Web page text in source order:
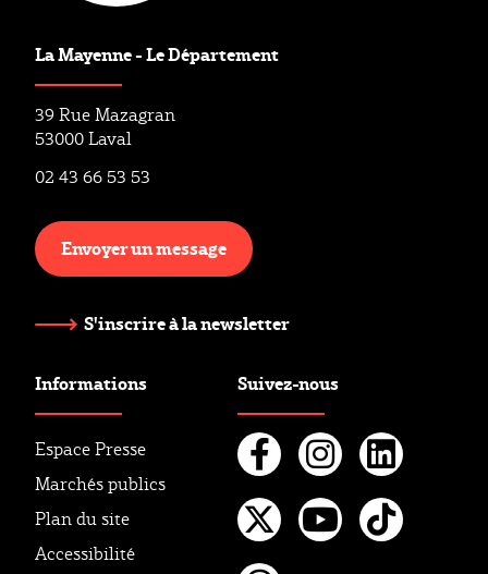
La Mayenne - Le Département
39 Rue Mazagran
53000 Laval
02 43 66 53 53
Envoyer un message
S'inscrire à la newsletter
Informations
Espace Presse
Marchés publics
Plan du site
Accessibilité
Suivez-nous
Facebook
Twitter